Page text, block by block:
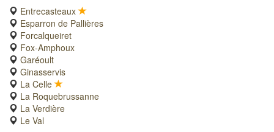
Entrecasteaux
Esparron de Pallières
Forcalqueiret
Fox-Amphoux
Garéoult
Ginasservis
La Celle
La Roquebrussanne
La Verdière
Le Val